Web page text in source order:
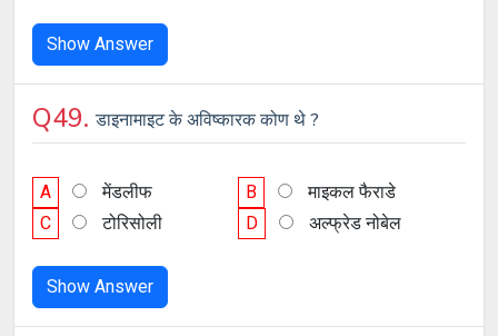
Show Answer
Q49.डाइनामाइट के अविष्कारक कोण थे ?
A मेंडलीफ B
माइकल फैराडे
C
टोरिसोली D अल्फ्रेड नोबेल
Show Answer